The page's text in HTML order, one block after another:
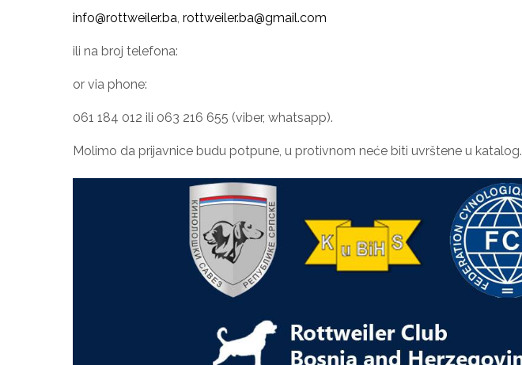
info@rottweiler.ba, rottweiler.ba@gmail.com
ili na broj telefona:
or via phone:
061 184 012 ili 063 216 655 (viber, whatsapp).
Molimo da prijavnice budu potpune, u protivnom neće biti uvrštene u katalog.